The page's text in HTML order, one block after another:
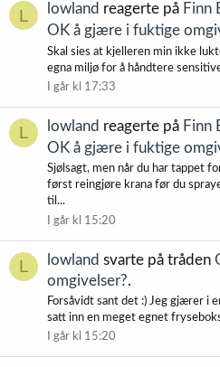
L lowland reagerte på Finn
OK å gjære i fuktige
Skal sies at kjelleren min ikke
egna miljø for å håndtere
I går kl 17:33
L lowland reagerte på Finn
OK å gjære i fuktige
Sjølsagt, men når du har tappet
først reingjøre krana før du
til...
I går kl 15:20
L lowland svarte på tråden
omgivelser?.
Forsåvidt sant det :) Jeg gjærer i
satt inn en meget egnet
I går kl 15:20